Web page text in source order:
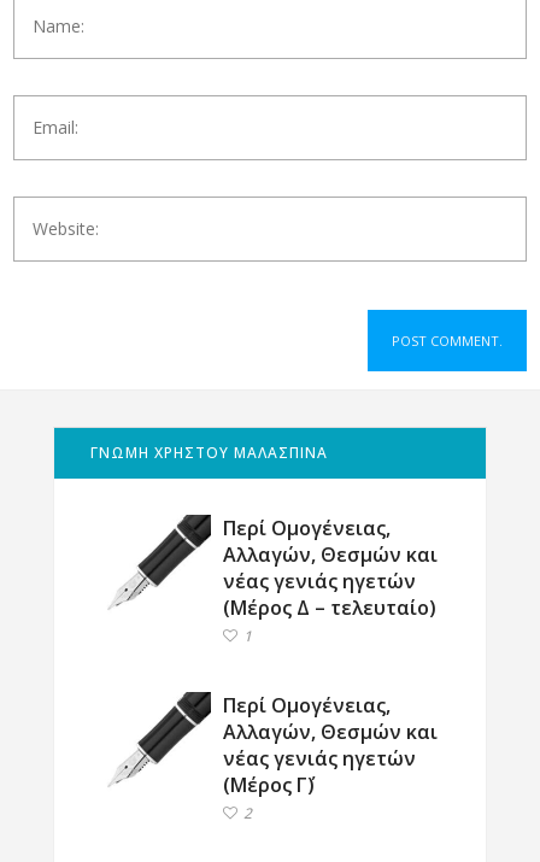
ΓΝΩΜΗ ΧΡΗΣΤΟΥ ΜΑΛΑΣΠΙΝΑ
Περί Ομογένειας,
Αλλαγών, Θεσμών και
νέας γενιάς ηγετών
(Μέρος Δ – τελευταίο)
1
Περί Ομογένειας,
Αλλαγών, Θεσμών και
νέας γενιάς ηγετών
(Μέρος Γ΄)
2